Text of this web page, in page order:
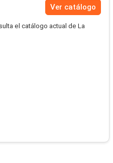
Ver catálogo
el catálogo actual de La